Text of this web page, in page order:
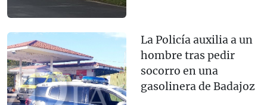
La Policía auxilia a un
hombre tras pedir
socorro en una
gasolinera de Badajoz